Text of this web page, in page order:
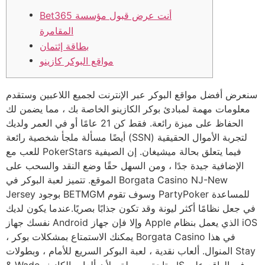
Bet365 أنت عرض قبول مؤسسة
المقامرة
بطاقة إئتمان
مواقع البوكر كازينو
سنعرض أفضل مواقع البوكر عبر الإنترنت لجميع اللاعبين وستقدم
معلومات مهمة لمبادئ بوكر الكازينو الخاصة بك ، مما يضمن لك
الحفاظ على ميزة رائعة. فقط كن 21 عامًا أو في العمر ولديك
أيضًا مسألة ملجأ شخصية رائعة (SSN) لتجربة الأموال الحقيقية
للعب مع PokerStars فيما يتعلق بحالة ميشيغان. إن الصيفية
الإضافية جيدة جدًا ، ومن السهل حقًا وضع النقد والسحب على
الموقع. تتميز لعبة البوكر في Borgata Casino NJ-New
Jersey بوجود BETMGM وسوف تقوم PartyPoker للمساعدة
في جعل نظامًا أكثر ليونة وقد تكون جذابًا بصريًا.عندما يكون لديك
نفسك جهاز Android وإلا فإن جهاز Apple الذي يعمل بنظام iOS
، يمكنك الاستمتاع بمشكلات بوكر Borgata Casino في هذا
المنوال. ألعاب نقدية ، لعبة البوكر السريع للأمام ، وبطولات Stay